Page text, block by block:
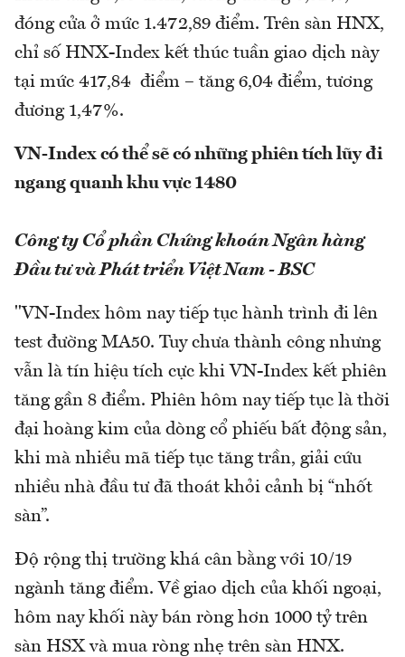
đóng cửa ở mức 1.472,89 điểm. Trên sàn HNX,
chỉ số HNX-Index kết thúc tuần giao dịch này
tại mức 417,84 điểm – tăng 6,04 điểm, tương
đương 1,47%.
VN-Index có thể sẽ có những phiên tích lũy đi
ngang quanh khu vực 1480
Công ty Cổ phần Chứng khoán Ngân hàng
Đầu tư và Phát triển Việt Nam - BSC
"VN-Index hôm nay tiếp tục hành trình đi lên
test đường MA50. Tuy chưa thành công nhưng
vẫn là tín hiệu tích cực khi VN-Index kết phiên
tăng gần 8 điểm. Phiên hôm nay tiếp tục là thời
đại hoàng kim của dòng cổ phiếu bất động sản,
khi mà nhiều mã tiếp tục tăng trần, giải cứu
nhiều nhà đầu tư đã thoát khỏi cảnh bị “nhốt
sàn”.
Độ rộng thị trường khá cân bằng với 10/19
ngành tăng điểm. Về giao dịch của khối ngoại,
hôm nay khối này bán ròng hơn 1000 tỷ trên
sàn HSX và mua ròng nhẹ trên sàn HNX.